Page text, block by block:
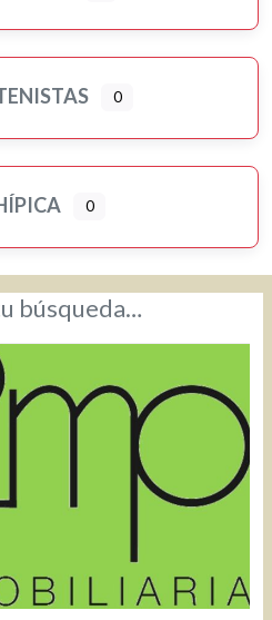
0
0
búsqueda…